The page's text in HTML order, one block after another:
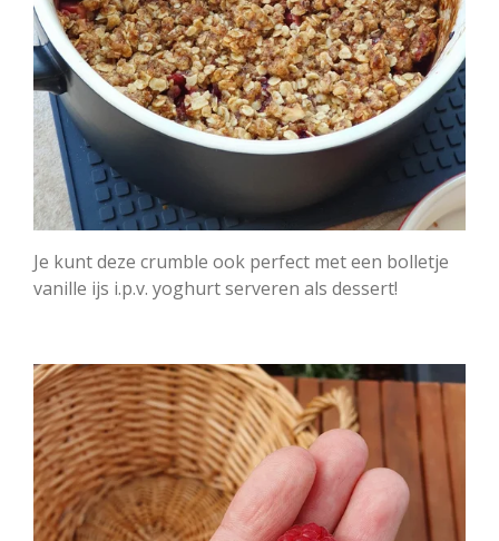
Je kunt deze crumble ook perfect met een bolletje
vanille ijs i.p.v. yoghurt serveren als dessert!